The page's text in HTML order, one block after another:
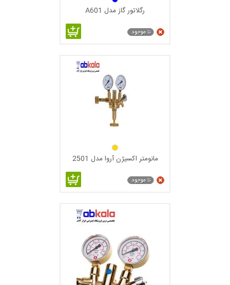
رگلاتور گاز مدل A601
مانومتر اکسیژن آروا مدل 2501